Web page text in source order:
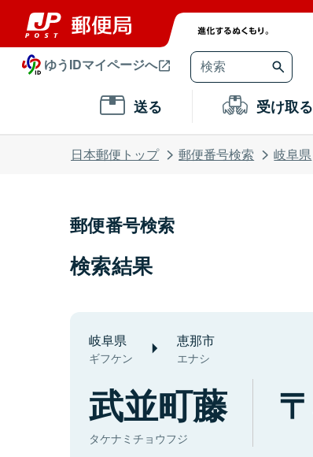
ゆうIDマイページへ
送る 受け取る
日本郵便トップ 郵便番号検索 岐阜県
郵便番号検索
検索結果
岐阜県
ギフケン
恵那市
エナシ
武並町藤
タケナミチョウフジ